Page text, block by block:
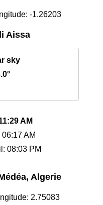
-1.26203
Aissa
sky
AM
AM
08:03 PM
Algerie
2.75083